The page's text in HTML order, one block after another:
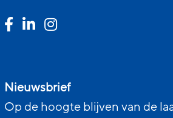
Nieuwsbrief
Op de hoogte blijven van de